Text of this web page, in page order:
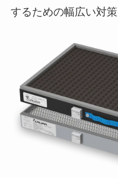
するための幅広い対策